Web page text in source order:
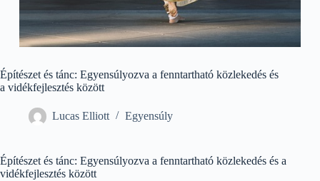
Építészet és tánc: Egyensúlyozva a fenntartható közlekedés és
a vidékfejlesztés között
Lucas Elliott Egyensúly
Építészet és tánc: Egyensúlyozva a fenntartható közlekedés és a
vidékfejlesztés között